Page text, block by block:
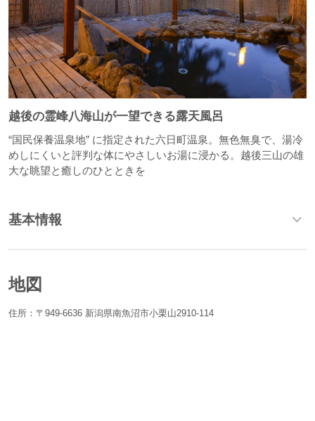
越後の霊峰八海山が一望できる露天風呂
“国民保養温泉地” に指定された六日町温泉。無色無臭で、湯冷
めしにくいと評判な体にやさしいお湯に浸かる。越後三山の雄
大な眺望と癒しのひとときを
基本情報
地図
住所：〒949-6636 新潟県南魚沼市小栗山2910-114